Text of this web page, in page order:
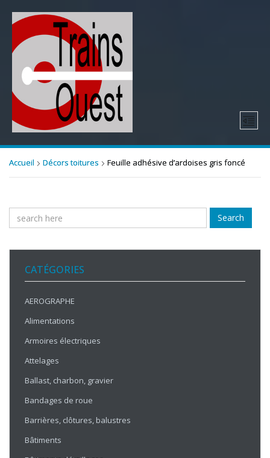
Accueil Décors toitures Feuille adhésive d’ardoises gris foncé
Search
CATÉGORIES
AEROGRAPHE
Alimentations
Armoires électriques
Attelages
Ballast, charbon, gravier
Bandages de roue
Barrières, clôtures, balustres
Bâtiments